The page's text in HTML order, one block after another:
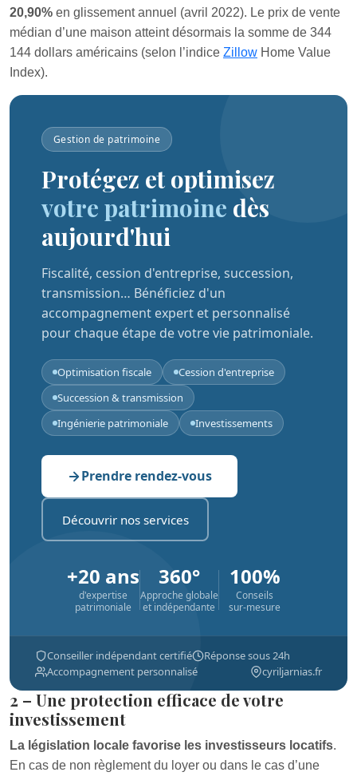
20,90% en glissement annuel (avril 2022). Le prix de vente
médian d’une maison atteint désormais la somme de 344
144 dollars américains (selon l’indice Zillow Home Value
Index).
Gestion de patrimoine
Protégez et optimisez
votre patrimoine dès
aujourd'hui
Fiscalité, cession d'entreprise, succession,
transmission… Bénéficiez d'un
accompagnement expert et personnalisé
pour chaque étape de votre vie patrimoniale.
Optimisation fiscale
Cession d'entreprise
Succession & transmission
Ingénierie patrimoniale
Investissements
Prendre rendez-vous
Découvrir nos services
+20 ans
d'expertise
patrimoniale
360°
Approche globale
et indépendante
100%
Conseils
sur-mesure
Conseiller indépendant certifié
Réponse sous 24h
Accompagnement personnalisé
cyriljarnias.fr
2 – Une protection efficace de votre
investissement
La législation locale favorise les investisseurs locatifs.
En cas de non règlement du loyer ou dans le cas d’une